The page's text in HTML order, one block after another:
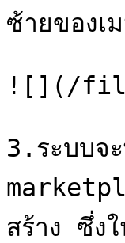
ซ้ายของเ
![](/
3.ระบบจ
สร้าง ซึ่ง